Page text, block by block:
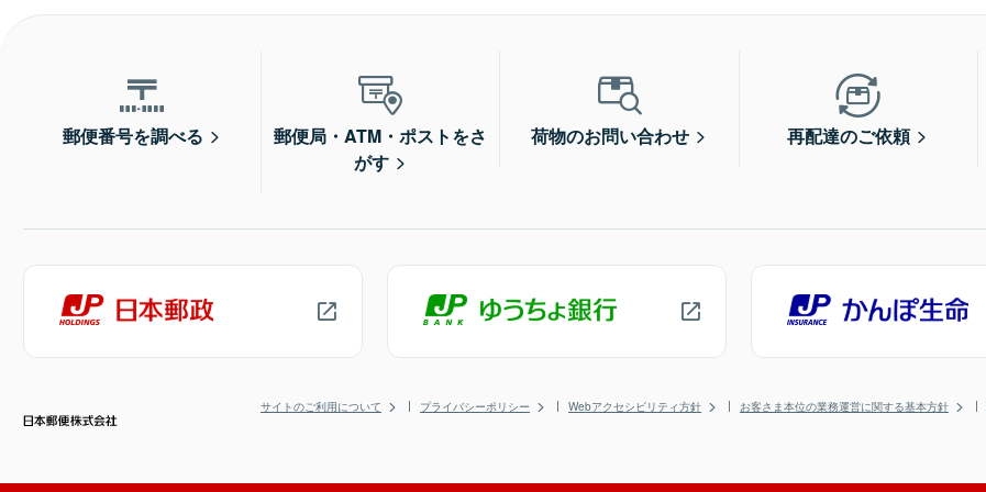
郵便番号を調べる
郵便局・ATM・ポストをさ
がす
荷物のお問い合わせ 再配達のご依頼
サイトのご利用について プライバシーポリシー Webアクセシビリティ方針 お客さま本位の業務運営に関する基本方針